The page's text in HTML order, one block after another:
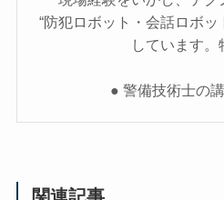
“防犯ロボット・会話ロボッ
しています。
● 警備技術士の